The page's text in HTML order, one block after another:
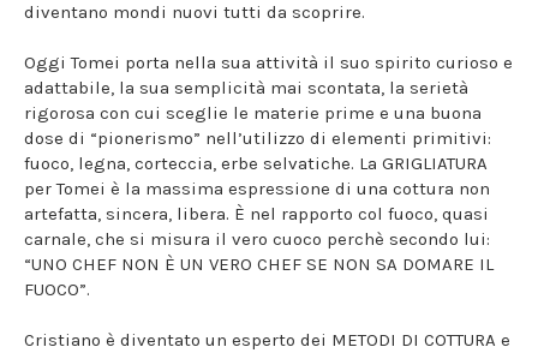
diventano mondi nuovi tutti da scoprire.
Oggi Tomei porta nella sua attività il suo spirito curioso e
adattabile, la sua semplicità mai scontata, la serietà
rigorosa con cui sceglie le materie prime e una buona
dose di “pionerismo” nell’utilizzo di elementi primitivi:
fuoco, legna, corteccia, erbe selvatiche. La GRIGLIATURA
per Tomei è la massima espressione di una cottura non
artefatta, sincera, libera. È nel rapporto col fuoco, quasi
carnale, che si misura il vero cuoco perchè secondo lui:
“UNO CHEF NON È UN VERO CHEF SE NON SA DOMARE IL
FUOCO”.
Cristiano è diventato un esperto dei METODI DI COTTURA e